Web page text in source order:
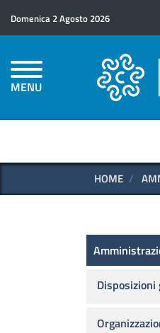
Domenica 2 Agosto 2026
MENU
HOME
Disposizioni